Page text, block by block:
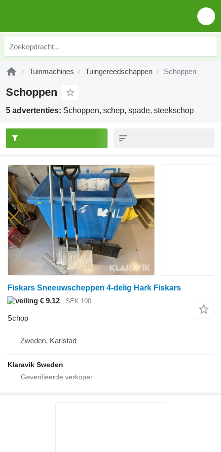
Tuinmachines Tuingereedschappen Schoppen
Schoppen
5 advertenties: Schoppen, schep, spade, steekschop
Fiskars Sneeuwscheppen 4-delig Hark Fiskars
€ 9,12
SEK 100
Schop
Zweden, Karlstad
Klaravik Sweden